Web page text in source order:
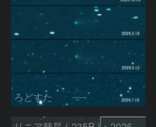
ろどすた